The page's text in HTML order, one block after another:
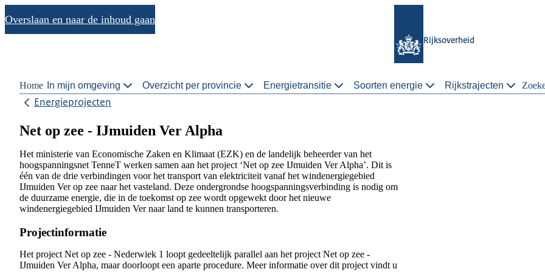
Overslaan en naar de inhoud gaan
Rijksoverheid
Home In mijn omgeving Overzicht per provincie Energietransitie Soorten energie Rijkstrajecten
Energieprojecten
Net op zee - IJmuiden Ver Alpha
Het ministerie van Economische Zaken en Klimaat (EZK) en de landelijk beheerder van het
hoogspanningsnet TenneT werken samen aan het project ‘Net op zee IJmuiden Ver Alpha’. Dit is
één van de drie verbindingen voor het transport van elektriciteit vanaf het windenergiegebied
IJmuiden Ver op zee naar het vasteland. Deze ondergrondse hoogspanningsverbinding is nodig om
de duurzame energie, die in de toekomst op zee wordt opgewekt door het nieuwe
windenergiegebied IJmuiden Ver naar land te kunnen transporteren.
Projectinformatie
Het project Net op zee - Nederwiek 1 loopt gedeeltelijk parallel aan het project Net op zee -
IJmuiden Ver Alpha, maar doorloopt een aparte procedure. Meer informatie over dit project vindt u